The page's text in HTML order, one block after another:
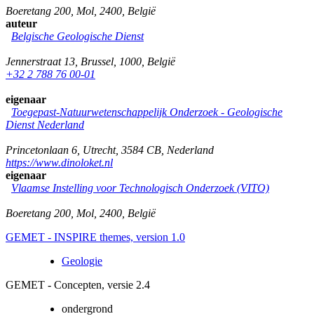
Boeretang 200 Mol 2400 België
auteur
Belgische Geologische Dienst
Jennerstraat 13 Brussel 1000 België
+32 2 788 76 00-01
eigenaar
Toegepast-Natuurwetenschappelijk Onderzoek - Geologische
Dienst Nederland
Princetonlaan 6 Utrecht, 3584 CB Nederland
https://www.dinoloket.nl
eigenaar
Vlaamse Instelling voor Technologisch Onderzoek (VITO)
Boeretang 200 Mol 2400 België
GEMET - INSPIRE themes, version 1.0
Geologie
GEMET - Concepten, versie 2.4
ondergrond